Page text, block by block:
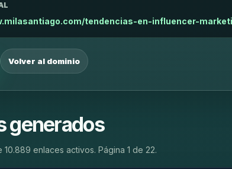
tendencias-en-influencer-
Volver al dominio
generados
10.889 enlaces activos. Página 1 de 22.